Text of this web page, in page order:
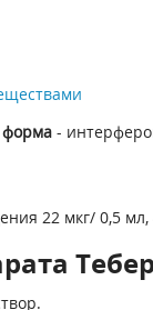
форма-
22 мкг/ 0,5